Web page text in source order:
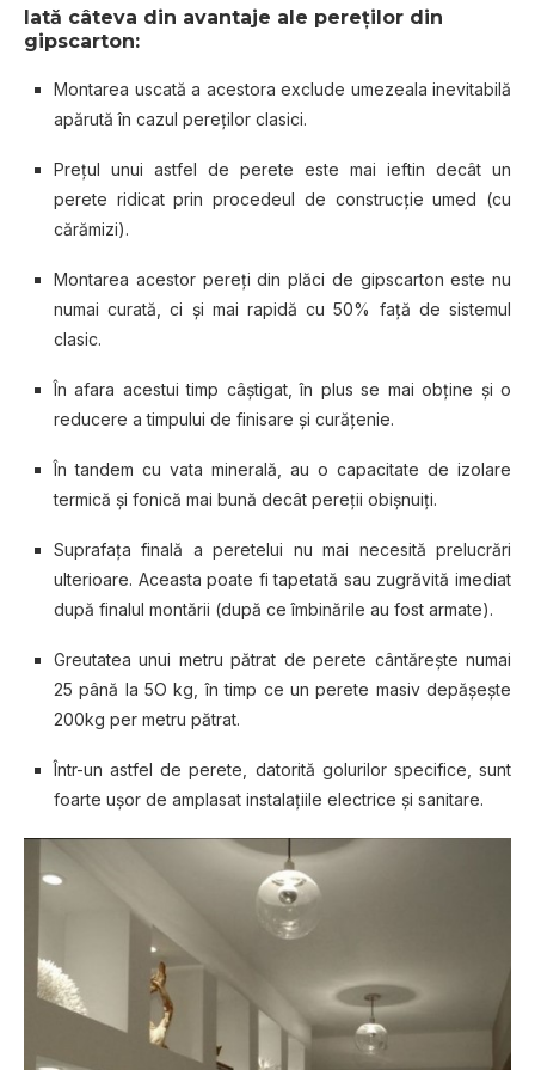
Iată câteva din avantaje ale pereţilor din
gipscarton:
Montarea uscată a acestora exclude umezeala inevitabilă
apărută în cazul pereţilor clasici.
Preţul unui astfel de perete este mai ieftin decât un
perete ridicat prin procedeul de construcţie umed (cu
cărămizi).
Montarea acestor pereţi din plăci de gipscarton este nu
numai curată, ci şi mai rapidă cu 50% faţă de sistemul
clasic.
În afara acestui timp câştigat, în plus se mai obţine şi o
reducere a timpului de finisare şi curăţenie.
În tandem cu vata minerală, au o capacitate de izolare
termică şi fonică mai bună decât pereţii obişnuiţi.
Suprafaţa finală a peretelui nu mai necesită prelucrări
ulterioare. Aceasta poate fi tapetată sau zugrăvită imediat
după finalul montării (după ce îmbinările au fost armate).
Greutatea unui metru pătrat de perete cântăreşte numai
25 până la 5O kg, în timp ce un perete masiv depăşeşte
200kg per metru pătrat.
Într-un astfel de perete, datorită golurilor specifice, sunt
foarte uşor de amplasat instalaţiile electrice şi sanitare.